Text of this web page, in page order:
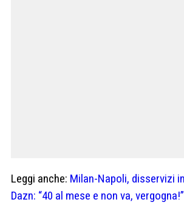
Leggi anche: Milan-Napoli, disservizi
Dazn: “40 al mese e non va, vergogna!”